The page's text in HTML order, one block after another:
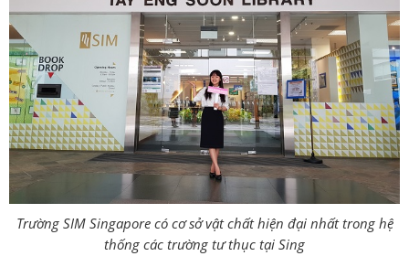
Trường SIM Singapore có cơ sở vật chất hiện đại nhất trong hệ
thống các trường tư thục tại Sing